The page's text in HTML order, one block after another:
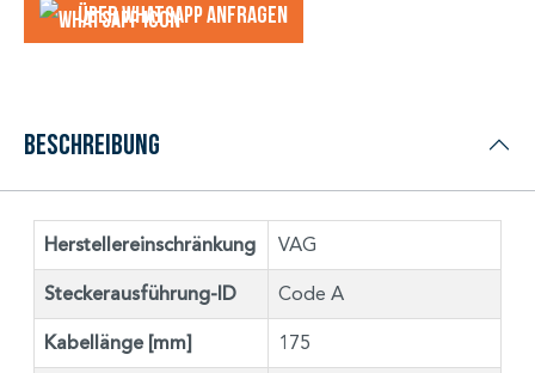
Über WhatsApp anfragеn
Beschreibung
Herstellereinschränkung VAG
Steckerausführung-ID Code A
Kabellänge [mm] 175